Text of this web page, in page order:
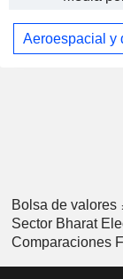
Aeroespacial y
Bolsa de valores
Sector Bharat
Comparaciones